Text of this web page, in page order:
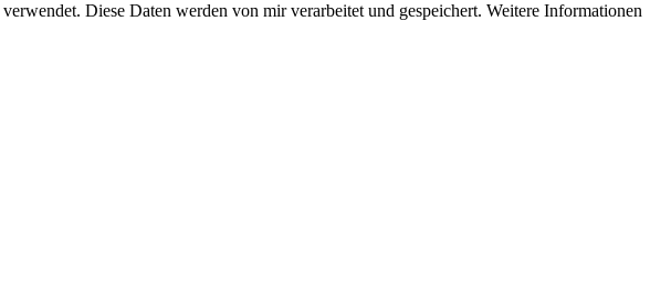
Diese Daten werden von mir verarbeitet und gespeichert. Weitere Informationen